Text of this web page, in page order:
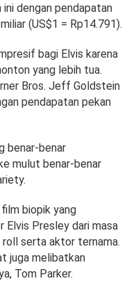
dengan pendapatan
(US$1 = Rp14.791).
bagi Elvis karena
yang lebih tua.
Bros. Jeff Goldstein
pendapatan pekan
benar-benar
mulut benar-benar
biopik yang
Elvis Presley dari masa
serta aktor ternama.
juga melibatkan
Tom Parker.